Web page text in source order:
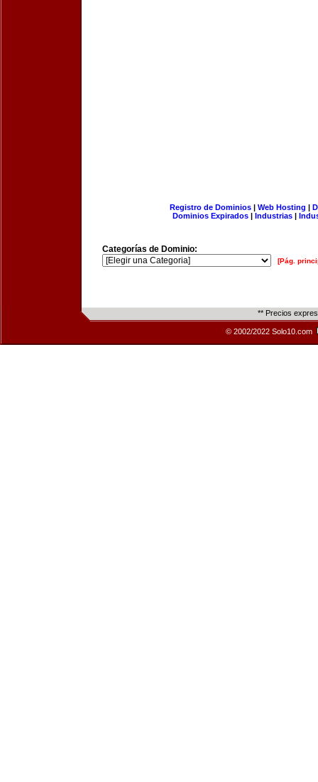
Registro de Dominios| Web Hosting |
Dominios Expirados | Industrias |
Categorías de Dominio:
[Pág.
** Precios
© 2002/2022 Solo10.com